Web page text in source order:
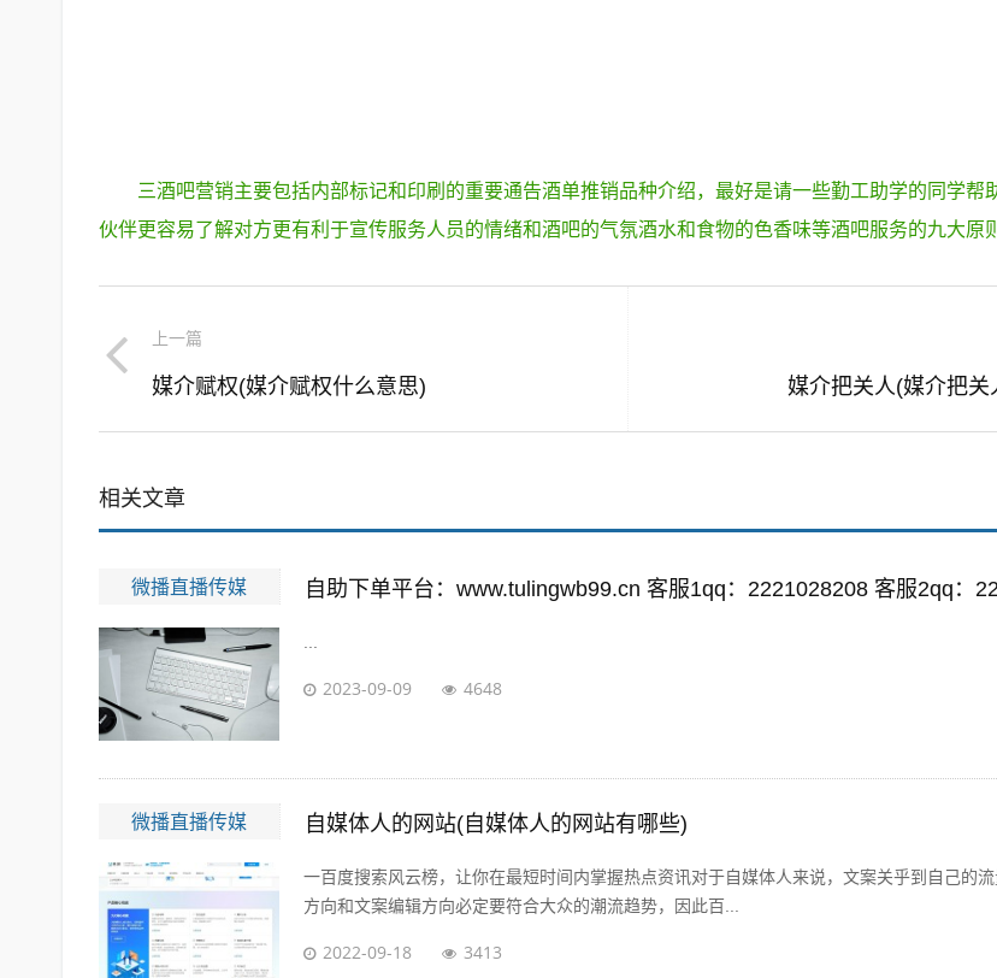
三酒吧营销主要包括内部标记和印刷的重要通告酒单推销品种介绍，最好是请一些勤工助学的同学帮
伙伴更容易了解对方更有利于宣传服务人员的情绪和酒吧的气氛酒水和食物的色香味等酒吧服务的九大原
上一篇
媒介赋权(媒介赋权什么意思) 媒介把关人(媒介把关
相关文章
微播直播传媒 自助下单平台：www.tulingwb99.cn 客服1qq：2221028208 客服2qq：
...
2023-09-09 4648
微播直播传媒 自媒体人的网站(自媒体人的网站有哪些)
一百度搜索风云榜，让你在最短时间内掌握热点资讯对于自媒体人来说，文案关乎到自己的
方向和文案编辑方向必定要符合大众的潮流趋势，因此百...
2022-09-18 3413